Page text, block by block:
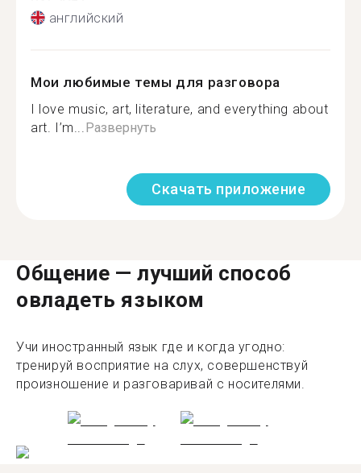
английский
Мои любимые темы для разговора
I love music, art, literature, and everything about
art. I’m... Развернуть
Скачать приложение
Общение — лучший способ
овладеть языком
Учи иностранный язык где и когда угодно:
тренируй восприятие на слух, совершенствуй
произношение и разговаривай с носителями.